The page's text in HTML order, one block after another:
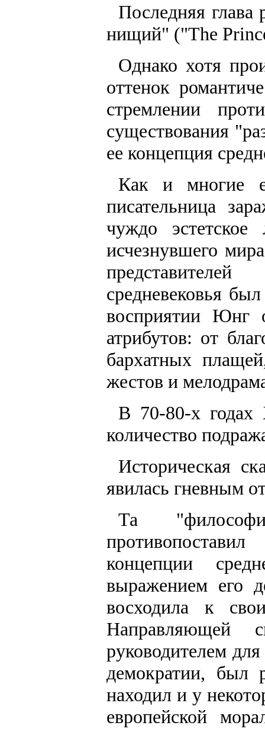
Последняя
нищий" ("The
Однако хотя
оттенок
стремлении
существования
ее концепция
Как и многие
писательница
чуждо
исчезнувшего
средневековья
восприятии Юнг
атрибутов: от
бархатных
жестов и
В 70-80-х
количество
Историческая
явилась гневным
Та
концепции
выражением его
восходила к
Направляющей
руководителем
демократии, был
находил и у
европейской